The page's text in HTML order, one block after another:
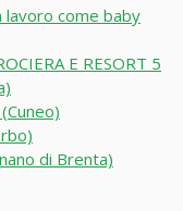
lavoro come baby
E RESORT 5
di Brenta)